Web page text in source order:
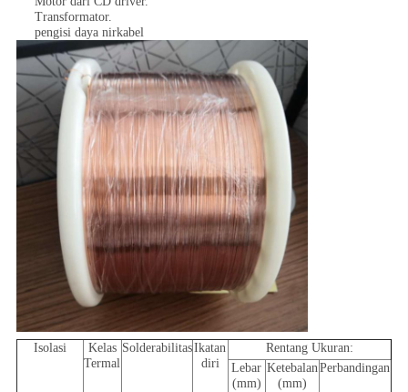
Transformator.
pengisi daya nirkabel
Isolasi
Kelas
Termal
SolderabilitasIkatan
diri
Rentang Ukuran:
Lebar
(mm)
Ketebalan
(mm)
Perbandingan